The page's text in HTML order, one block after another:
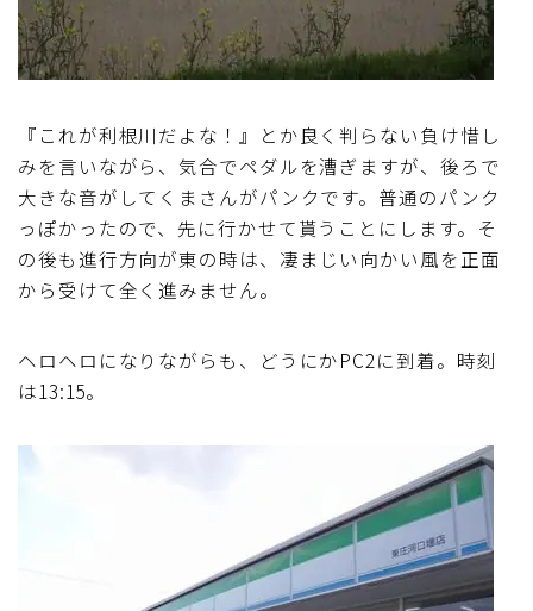
『これが利根川だよな！』とか良く判らない負け惜し
みを言いながら、気合でペダルを漕ぎますが、後ろで
大きな音がしてくまさんがパンクです。普通のパンク
っぽかったので、先に行かせて貰うことにします。そ
の後も進行方向が東の時は、凄まじい向かい風を正面
から受けて全く進みません。
ヘロヘロになりながらも、どうにかPC2に到着。時刻
は13:15。